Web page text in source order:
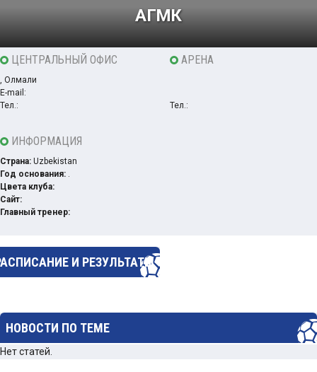
АГМК
ЦЕНТРАЛЬНЫЙ ОФИС
, Олмалиқ
E-mail:
Тел.:
АРЕНА
Тел.:
ИНФОРМАЦИЯ
Страна: Uzbekistan
Год основания: .
Цвета клуба:
Сайт:
Главный тренер:
И РЕЗУЛЬТАТЫ
НОВОСТИ ПО ТЕМЕ
Нет статей.